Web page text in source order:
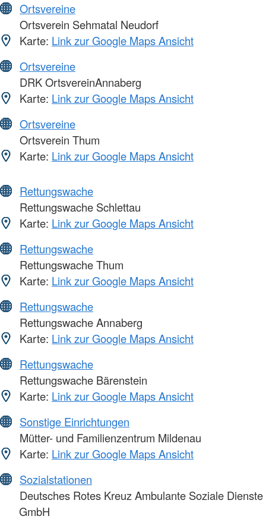
Ortsvereine
Ortsverein Sehmatal Neudorf
Karte: Link zur Google Maps Ansicht
Ortsvereine
DRK OrtsvereinAnnaberg
Karte: Link zur Google Maps Ansicht
Ortsvereine
Ortsverein Thum
Karte: Link zur Google Maps Ansicht
Rettungswache
Rettungswache Schlettau
Karte: Link zur Google Maps Ansicht
Rettungswache
Rettungswache Thum
Karte: Link zur Google Maps Ansicht
Rettungswache
Rettungswache Annaberg
Karte: Link zur Google Maps Ansicht
Rettungswache
Rettungswache Bärenstein
Karte: Link zur Google Maps Ansicht
Sonstige Einrichtungen
Mütter- und Familienzentrum Mildenau
Karte: Link zur Google Maps Ansicht
Sozialstationen
Deutsches Rotes Kreuz Ambulante Soziale Dienste
GmbH